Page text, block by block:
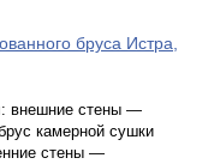
бруса Истра,
внешние стены —
камерной сушки
стены —